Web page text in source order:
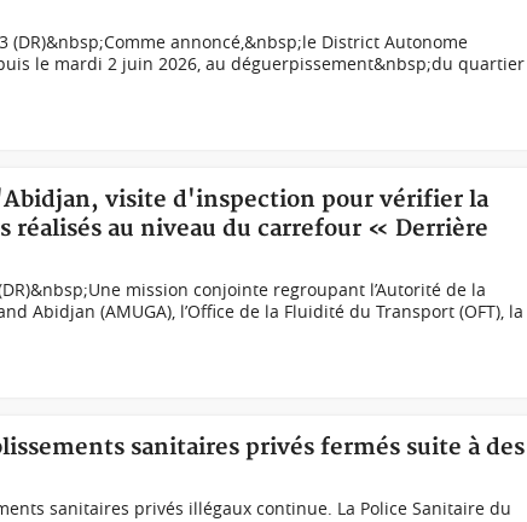
(DR)&nbsp;Comme annoncé,&nbsp;le District Autonome
le mardi 2 juin 2026, au déguerpissement&nbsp;du quartier
visite d'inspection pour vérifier la
réalisés au niveau du carrefour « Derrière
mission conjointe regroupant l’Autorité de la
Abidjan (AMUGA), l’Office de la Fluidité du Transport (OFT), la
sanitaires privés fermés suite à des
sanitaires privés illégaux continue. La Police Sanitaire du